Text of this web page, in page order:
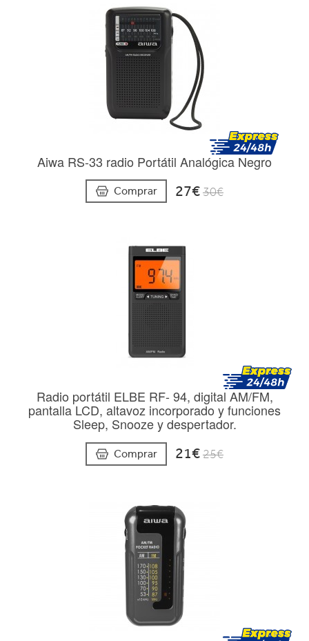
Aiwa RS-33 radio Portátil Analógica Negro
Comprar 27€30€
Radio portátil ELBE RF- 94, digital AM/FM,
pantalla LCD, altavoz incorporado y funciones
Sleep, Snooze y despertador.
Comprar 21€25€